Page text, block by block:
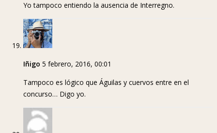
Yo tampoco entiendo la ausencia de Interregno.
Iñigo 5 febrero, 2016, 00:01
Tampoco es lógico que Águilas y cuervos entre en el
concurso… Digo yo.